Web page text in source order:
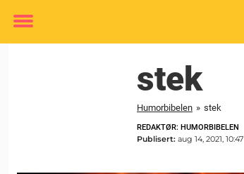
Toggle
stek
Humorbibelen » stek
REDAKTØR: HUMORBIBELEN
Publisert: aug 14, 2021, 10:47